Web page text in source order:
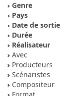
Genre
Pays
Date de sortie
Durée
Réalisateur
Avec
Producteurs
Scénaristes
Compositeur